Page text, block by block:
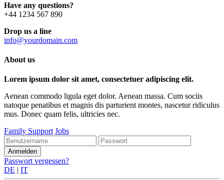
Have any questions?
+44 1234 567 890
Drop us a line
info@yourdomain.com
About us
Lorem ipsum dolor sit amet, consectetuer adipiscing elit.
Aenean commodo ligula eget dolor. Aenean massa. Cum sociis
natoque penatibus et magnis dis parturient montes, nascetur ridiculus
mus. Donec quam felis, ultricies nec.
Family Support Jobs
Passwort vergessen?
DE | IT